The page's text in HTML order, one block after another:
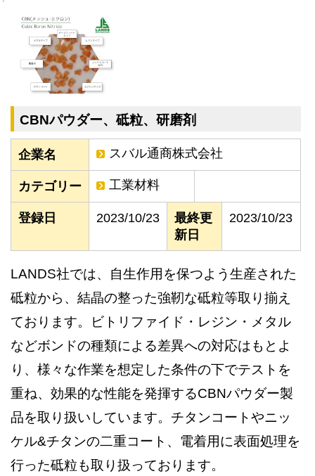
CBNパウダー、砥粒、研磨剤
企業名 スバル通商株式会社
カテゴリー 工業材料
登録日 2023/10/23
最終更
新日
2023/10/23
LANDS社では、自生作用を保つよう生産された
砥粒から、結晶の整った強靭な砥粒等取り揃え
ております。ビトリファイド・レジン・メタル
などボンドの種類による差異への対応はもとよ
り、様々な作業を想定した条件の下でテストを
重ね、効果的な性能を発揮するCBNパウダー製
品を取り扱いしています。チタンコートやニッ
ケル&チタンの二重コート、電着用に表面処理を
行った砥粒も取り扱っております。